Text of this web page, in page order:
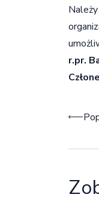
r.pr.